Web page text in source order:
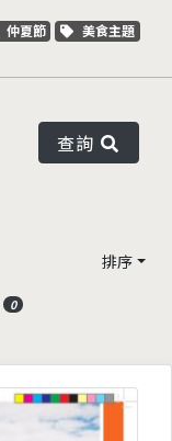
關鍵字標籤
仲夏節 關鍵字標籤
美食主題
查詢
排序
0